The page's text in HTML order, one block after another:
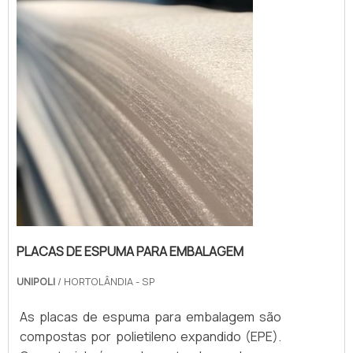
integridade até o consumidor final.Feitas de
material nobre e com ótima relação custo-
be...
PLACAS DE ESPUMA PARA EMBALAGEM
UNIPOLI / HORTOLÂNDIA - SP
As placas de espuma para embalagem são
compostas por polietileno expandido (EPE).